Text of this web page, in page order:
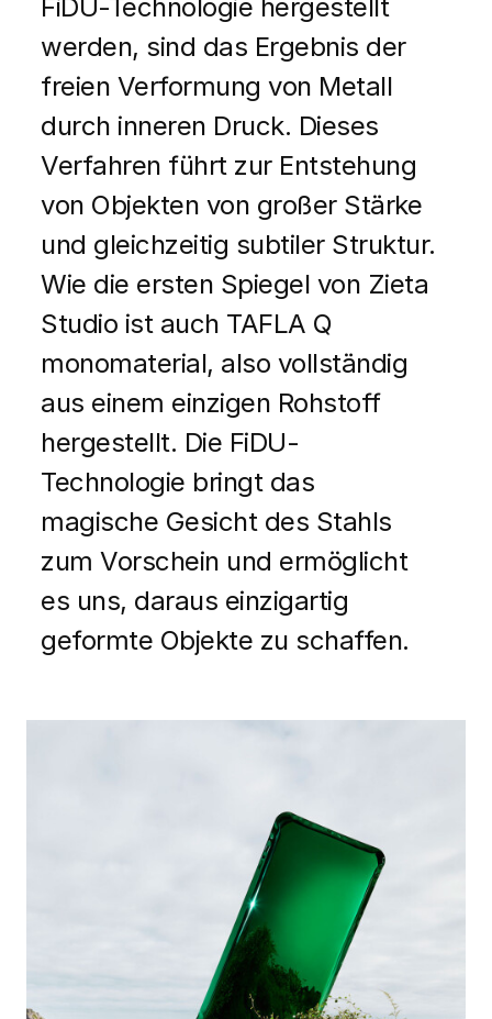
FiDU-Technologie hergestellt
werden, sind das Ergebnis der
freien Verformung von Metall
durch inneren Druck. Dieses
Verfahren führt zur Entstehung
von Objekten von großer Stärke
und gleichzeitig subtiler Struktur.
Wie die ersten Spiegel von Zieta
Studio ist auch TAFLA Q
monomaterial, also vollständig
aus einem einzigen Rohstoff
hergestellt. Die FiDU-
Technologie bringt das
magische Gesicht des Stahls
zum Vorschein und ermöglicht
es uns, daraus einzigartig
geformte Objekte zu schaffen.